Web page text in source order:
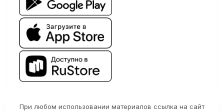
При любом использовании материалов ссылка на сайт